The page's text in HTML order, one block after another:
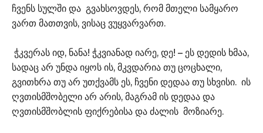
ჩვენს სულში და გვახსოვდეს, რომ მთელი სამყარო
ვართ მათთვის, ვისაც ვუყვარვართ.
ჭკვერას იდ, ნანა! ჭკვიანად იარე, დე! – ეს დედის ხმაა,
სადაც არ უნდა იყოს ის, მკვდარია თუ ცოცხალი,
გვითხრა თუ არ უთქვამს ეს, ჩვენი დედაა თუ სხვისი. ის
ღვთისმშობელი არ არის, მაგრამ ის დედაა და
ღვთისმშობლის ფიქრებისა და ძალის მოზიარე.